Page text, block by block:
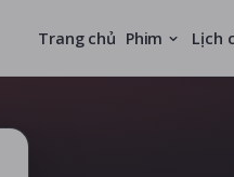
Trang chủ Phim Lịch